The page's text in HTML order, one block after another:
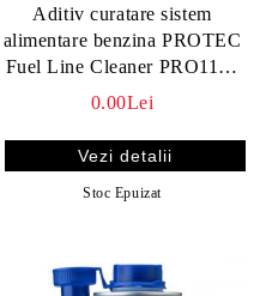
Aditiv curatare sistem
alimentare benzina PROTEC
Fuel Line Cleaner PRO1101
375 ml
0.00Lei
Vezi detalii
Stoc Epuizat